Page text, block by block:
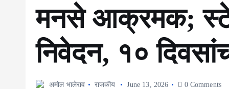
मनसे आक्रमक;
निवेदन, १०
अमोल भालेराव राजकीय June 13, 2026 0 Comments